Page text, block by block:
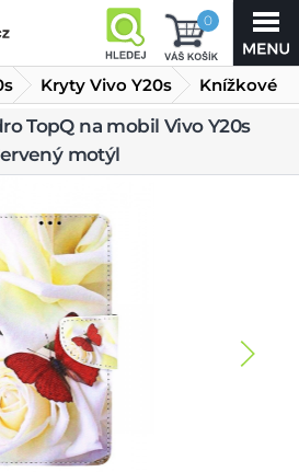
0
Kryty Vivo Y20s
Knížkové
pouzdro
Červený motýl
TopQ na mobil Vivo Y20s
motýl